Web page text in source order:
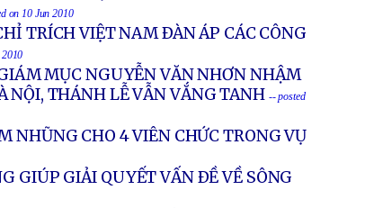
on 10 Jun 2010
TRÍCH VIỆT NAM ÐÀN ÁP CÁC CÔNG
MỤC NGUYỄN VĂN NHƠN NHẬM
NỘI, THÁNH LỄ VẪN VẮNG TANH -- posted
NHŨNG CHO 4 VIÊN CHỨC TRONG VỤ
GIÚP GIẢI QUYẾT VẤN ÐỀ VỀ SÔNG